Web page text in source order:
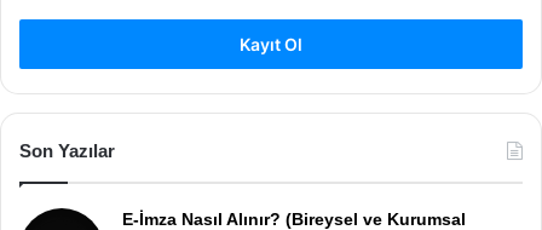
Kayıt Ol
Son Yazılar
E-İmza Nasıl Alınır? (Bireysel ve Kurumsal